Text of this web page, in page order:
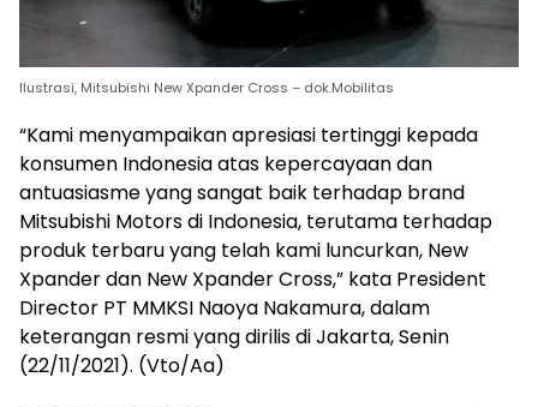
Ilustrasi, Mitsubishi New Xpander Cross – dok.Mobilitas
“Kami menyampaikan apresiasi tertinggi kepada
konsumen Indonesia atas kepercayaan dan
antuasiasme yang sangat baik terhadap brand
Mitsubishi Motors di Indonesia, terutama terhadap
produk terbaru yang telah kami luncurkan, New
Xpander dan New Xpander Cross,” kata President
Director PT MMKSI Naoya Nakamura, dalam
keterangan resmi yang dirilis di Jakarta, Senin
(22/11/2021). (Vto/Aa)